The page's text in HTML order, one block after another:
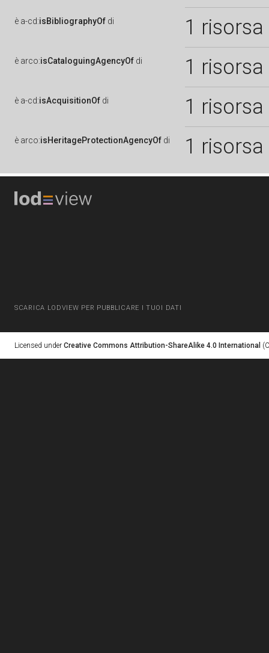
è a-cd:isBibliographyOf di 1 risorsa
è arco:isCataloguingAgencyOf di 1 risorsa
è a-cd:isAcquisitionOf di 1 risorsa
è arco:isHeritageProtectionAgencyOf di 1 risorsa
SCARICA LODVIEW PER PUBBLICARE I TUOI DATI
Licensed under Creative Commons Attribution-ShareAlike 4.0 International